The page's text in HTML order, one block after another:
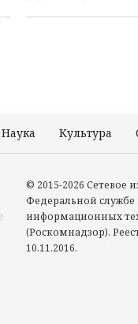
Наука Культура
© 2015-2026 Сетевое
Федеральной службе
информационных
(Роскомнадзор).
10.11.2016.